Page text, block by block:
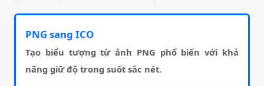
PNG sang ICO
Tạo biểu tượng từ ảnh PNG phổ biến với khả
năng giữ độ trong suốt sắc nét.